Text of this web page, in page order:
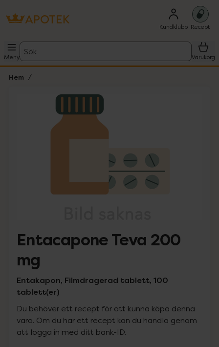
Kundklubb Recept
Meny
Sök
Varukorg
Hem
Lista: . Innehåller 1 objekt.
Entacapone Teva 200
mg
Entakapon, Filmdragerad tablett, 100
tablett(er)
Du behöver ett recept för att kunna köpa denna
vara. Om du har ett recept kan du handla genom
att logga in med ditt bank-ID.